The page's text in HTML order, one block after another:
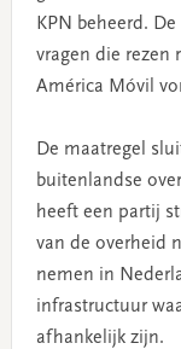
KPN beheerd.
vragen die rezen
América Móvil
De maatregel
buitenlandse
heeft een partij
van de overheid
nemen in
infrastructuur
afhankelijk zijn.